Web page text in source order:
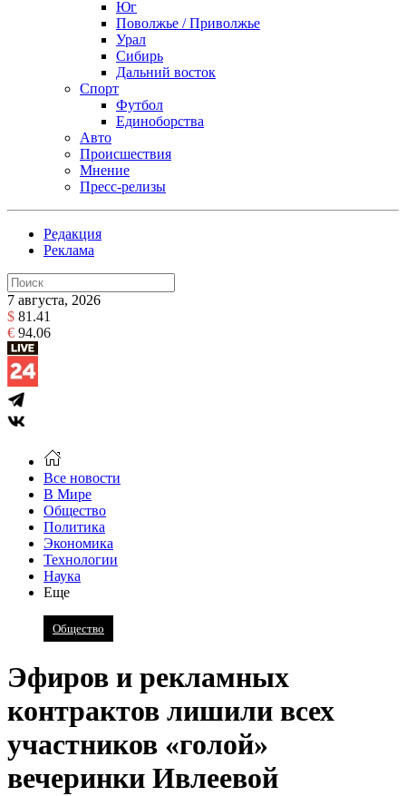
Юг
Поволжье / Приволжье
Урал
Сибирь
Дальний восток
Спорт
Футбол
Единоборства
Авто
Происшествия
Мнение
Пресс-релизы
Редакция
Реклама
7 августа, 2026
$ 81.41
€ 94.06
Все новости
В Мире
Общество
Политика
Экономика
Технологии
Наука
Еще
Общество
Эфиров и рекламных
контрактов лишили всех
участников «голой»
вечеринки Ивлеевой